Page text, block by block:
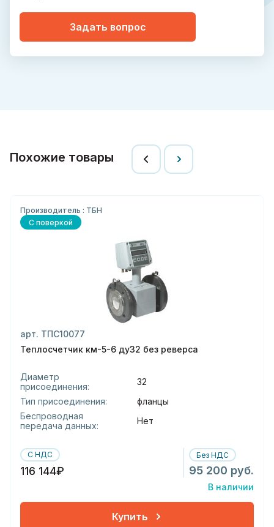
Задать вопрос
Похожие товары
Производитель : ТБН
С поверкой
арт. ТПС10077
Теплосчетчик км-5-6 ду32 без реверса
Диаметр
присоединения:
32
Тип присоединения:
фланцы
Беспроводная
передача данных:
Нет
С НДС
116 144₽
Без НДС
95 200 руб.
В наличии
Купить